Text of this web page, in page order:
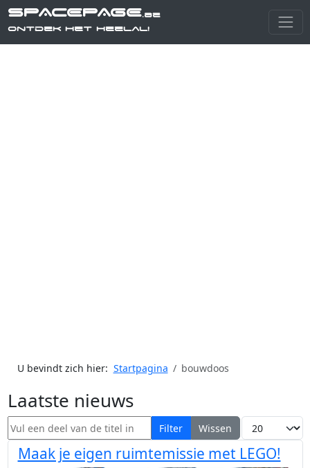
SPACEPAGE.be
Ontdek het heelal!
U bevindt zich hier: Startpagina bouwdoos
Laatste nieuws
Vul een deel van de titel in Filter Wissen Toon #
Maak je eigen ruimtemissie met LEGO!